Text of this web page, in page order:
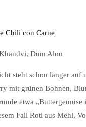
Chili con Carne
Dum Aloo
steht schon länger auf
mit grünen Bohnen,
etwa
Fall Roti aus Mehl,